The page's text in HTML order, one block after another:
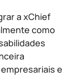
a xChief
como
e